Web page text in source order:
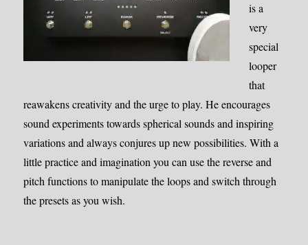
is a
very
special
looper
that
reawakens creativity and the urge to play. He encourages
sound experiments towards spherical sounds and inspiring
variations and always conjures up new possibilities. With a
little practice and imagination you can use the reverse and
pitch functions to manipulate the loops and switch through
the presets as you wish.